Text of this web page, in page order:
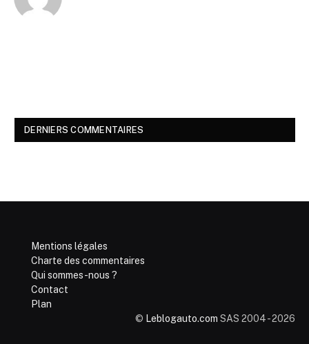
DERNIERS COMMENTAIRES
Mentions légales
Charte des commentaires
Qui sommes-nous ?
Contact
Plan
© Leblogauto.com SAS 2004 - 2026